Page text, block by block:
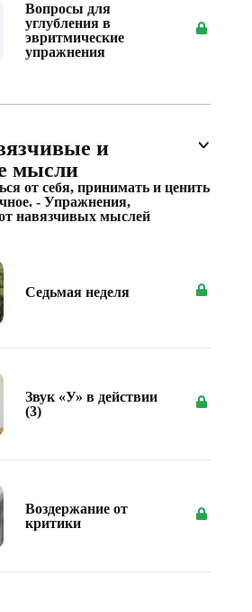
Вопросы для
углубления в
эвритмические
упражнения
и
мысли
от себя, принимать и ценить
- Упражнения,
навязчивых мыслей
Седьмая неделя
Звук «У» в действии
(3)
Воздержание от
критики